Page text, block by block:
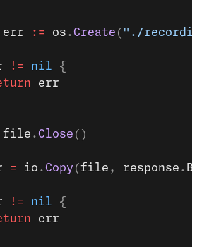
err := os .Create ( "./
!= nil {
err
file .Close ()
= io .Copy (file , response .
!= nil {
err